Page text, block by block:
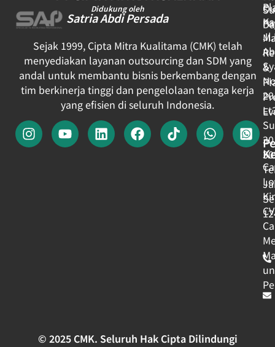
Didukung oleh
Satria Abdi Persada
Sejak 1999, Cipta Mitra Kualitama (CMK) telah
menyediakan layanan outsourcing dan SDM yang
andal untuk membantu bisnis berkembang dengan
tim berkinerja tinggi dan pengelolaan tenaga kerja
yang efisien di seluruh Indonesia.
&
CV
© 2025 CMK. Seluruh Hak Cipta Dilindungi